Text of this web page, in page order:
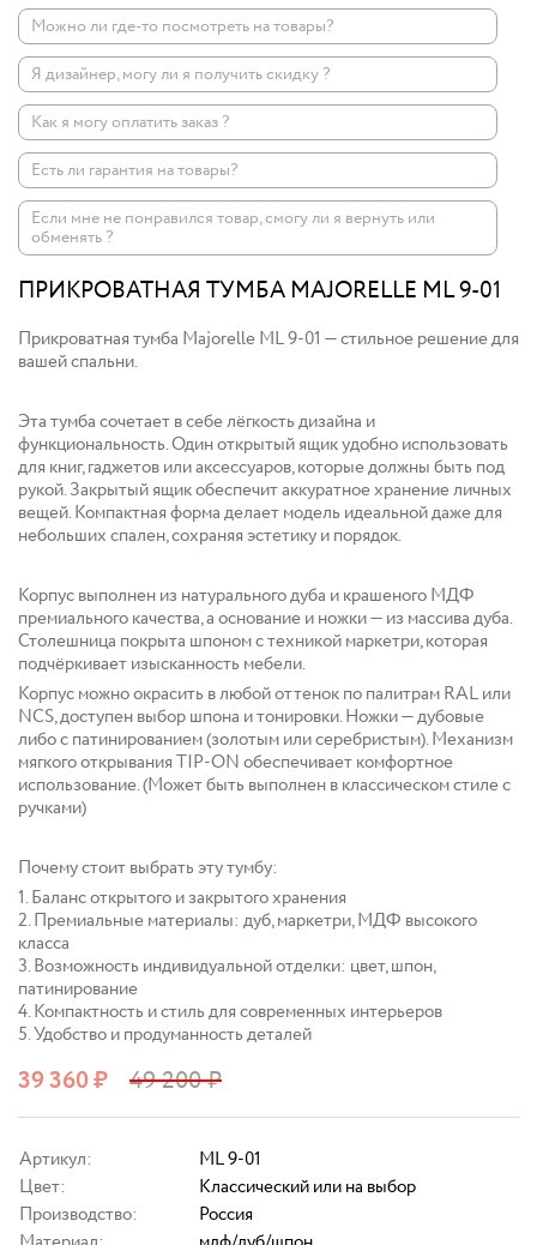
Можно ли где-то посмотреть на товары?
Я дизайнер, могу ли я получить скидку ?
Как я могу оплатить заказ ?
Есть ли гарантия на товары?
Если мне не понравился товар, смогу ли я вернуть или
обменять ?
ПРИКРОВАТНАЯ ТУМБА MAJORELLE ML 9-01
Прикроватная тумба Majorelle ML 9-01 — стильное решение для
вашей спальни.
Эта тумба сочетает в себе лёгкость дизайна и
функциональность. Один открытый ящик удобно использовать
для книг, гаджетов или аксессуаров, которые должны быть под
рукой. Закрытый ящик обеспечит аккуратное хранение личных
вещей. Компактная форма делает модель идеальной даже для
небольших спален, сохраняя эстетику и порядок.
Корпус выполнен из натурального дуба и крашеного МДФ
премиального качества, а основание и ножки — из массива дуба.
Столешница покрыта шпоном с техникой маркетри, которая
подчёркивает изысканность мебели.
Корпус можно окрасить в любой оттенок по палитрам RAL или
NCS, доступен выбор шпона и тонировки. Ножки — дубовые
либо с патинированием (золотым или серебристым). Механизм
мягкого открывания TIP-ON обеспечивает комфортное
использование. (Может быть выполнен в классическом стиле с
ручками)
Почему стоит выбрать эту тумбу:
1. Баланс открытого и закрытого хранения
2. Премиальные материалы: дуб, маркетри, МДФ высокого
класса
3. Возможность индивидуальной отделки: цвет, шпон,
патинирование
4. Компактность и стиль для современных интерьеров
5. Удобство и продуманность деталей
39 360₽ 49 200₽
Артикул:
ML 9-01
Цвет:
Классический или на выбор
Производство:
Россия